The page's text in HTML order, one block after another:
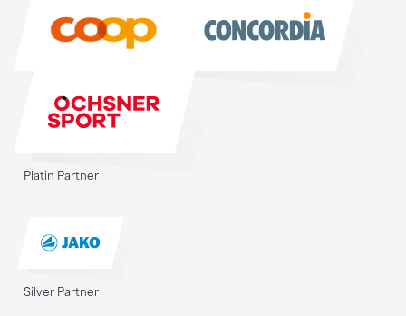
Platin Partner
Silver Partner